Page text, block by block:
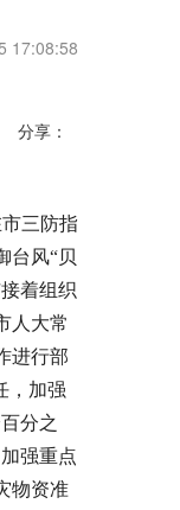
17:08:58
分享：
三防指
台风“贝
着组织
人大常
进行部
，加强
分之
强重点
物资准